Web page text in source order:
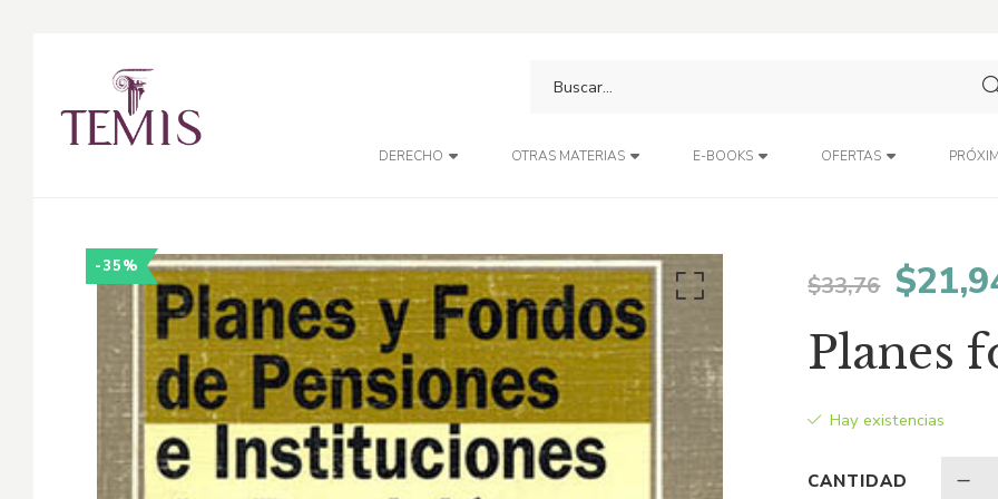
DERECHO OTRAS MATERIAS E-BOOKS OFERTAS
-35%
$33,76 El
$
Planes
Hay existencias
CANTIDAD